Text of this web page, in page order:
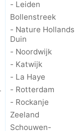
- Leiden
Bollenstreek
- Nature Hollands
Duin
- Noordwijk
- Katwijk
- La Haye
- Rotterdam
- Rockanje
Zeeland
Schouwen-